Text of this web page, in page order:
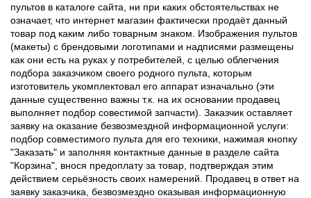
пультов в каталоге сайта, ни при каких обстоятельствах не
означает, что интернет магазин фактически продаёт данный
товар под каким либо товарным знаком. Изображения пультов
(макеты) с брендовыми логотипами и надписями размещены
как они есть на руках у потребителей, с целью облегчения
подбора заказчиком своего родного пульта, которым
изготовитель укомплектовал его аппарат изначально (эти
данные существенно важны т.к. на их основании продавец
выполняет подбор совестимой запчасти). Заказчик оставляет
заявку на оказание безвозмездной информационной услуги:
подбор совместимого пульта для его техники, нажимая кнопку
"Заказать" и заполняя контактные данные в разделе сайта
"Корзина", внося предоплату за товар, подтверждая этим
действием серьёзность своих намерений. Продавец в ответ на
заявку заказчика, безвозмездно оказывая информационную